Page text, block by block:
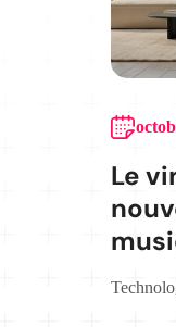
Le